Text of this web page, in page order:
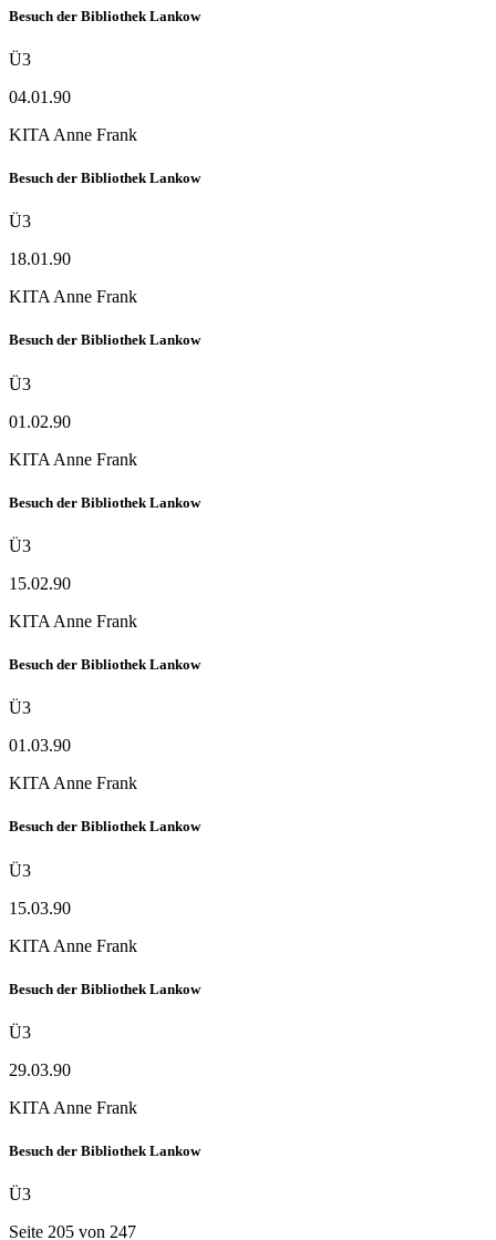
Besuch der Bibliothek Lankow
Ü3
04.01.90
KITA Anne Frank
Besuch der Bibliothek Lankow
Ü3
18.01.90
KITA Anne Frank
Besuch der Bibliothek Lankow
Ü3
01.02.90
KITA Anne Frank
Besuch der Bibliothek Lankow
Ü3
15.02.90
KITA Anne Frank
Besuch der Bibliothek Lankow
Ü3
01.03.90
KITA Anne Frank
Besuch der Bibliothek Lankow
Ü3
15.03.90
KITA Anne Frank
Besuch der Bibliothek Lankow
Ü3
29.03.90
KITA Anne Frank
Besuch der Bibliothek Lankow
Ü3
Seite 205 von 247